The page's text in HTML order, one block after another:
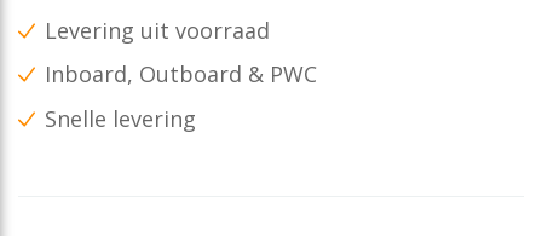
Levering uit voorraad
Inboard, Outboard & PWC
Snelle levering